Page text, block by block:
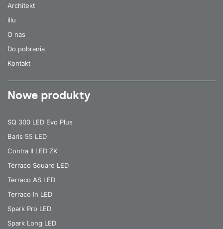
Architekt
illu
O nas
Do pobrania
Kontakt
Nowe produkty
SQ 300 LED Evo Plus
Baris 55 LED
Contra II LED ZK
Terraco Square LED
Terraco AS LED
Terraco In LED
Spark Pro LED
Spark Long LED